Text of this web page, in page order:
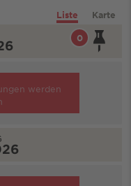
Liste Karte
0
werden